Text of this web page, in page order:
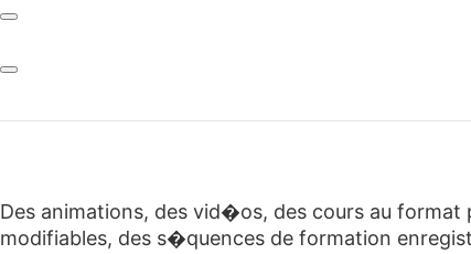
Des animations, des vid�os, des cours au format
modifiables, des s�quences de formation